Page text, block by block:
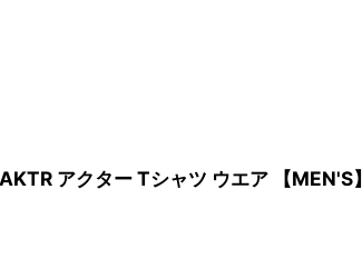
アクター Tシャツ ウエア 【MEN'S】